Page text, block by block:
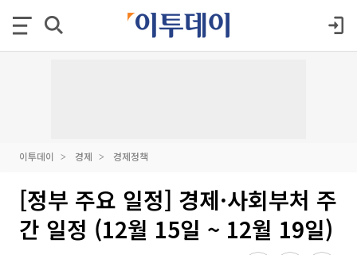
이투데이 경제 경제정책
[정부 주요 일정] 경제·사회부처 주
간 일정 (12월 15일 ~ 12월 19일)